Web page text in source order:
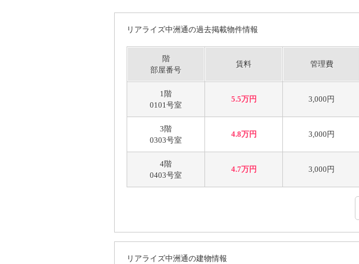
リアライズ中洲通の過去掲載物件情報
階
部屋番号
賃料 管理費
1階
0101号室
5.5万円 3,000円
3階
0303号室
4.8万円 3,000円
4階
0403号室
4.7万円 3,000円
リアライズ中洲通の建物情報